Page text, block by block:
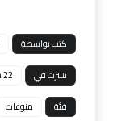
كتب بواسطة
نشرت في
22 سبتمبر، 2017
فئة
منوعات